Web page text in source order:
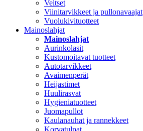
Veitset
Viinitarvikkeet ja pullonavaajat
Vuolukivituotteet
Mainoslahjat
Mainoslahjat
Aurinkolasit
Kustomoitavat tuotteet
Autotarvikkeet
Avaimenperät
Heijastimet
Huulirasvat
Hygieniatuotteet
Juomapullot
Kaulanauhat ja rannekkeet
Korvatulpat